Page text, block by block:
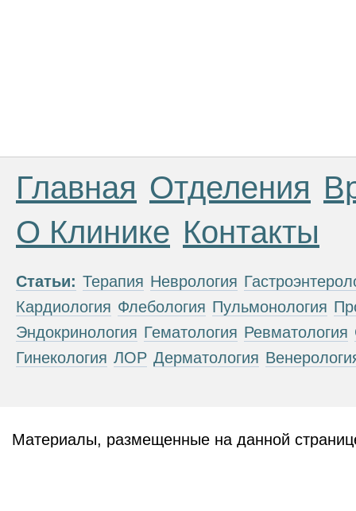
Главная Отделения
О Клинике Контакты
Статьи: Терапия Неврология
Кардиология Флебология Пульмонология
Эндокринология Гематология Ревматология
Гинекология ЛОР Дерматология
Материалы, размещенные на данной